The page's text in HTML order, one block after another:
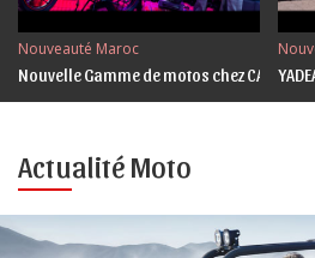
Nouveauté Maroc
Nouvelle Gamme de motos chez CAMEL
Actualité Moto